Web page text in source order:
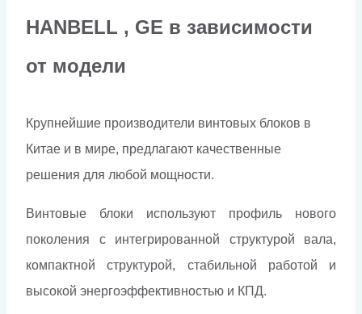
HANBELL , GE в зависимости
от модели
Крупнейшие производители винтовых блоков в
Китае и в мире, предлагают качественные
решения для любой мощности.
Винтовые блоки используют профиль нового
поколения с интегрированной структурой вала,
компактной структурой, стабильной работой и
высокой энергоэффективностью и КПД.